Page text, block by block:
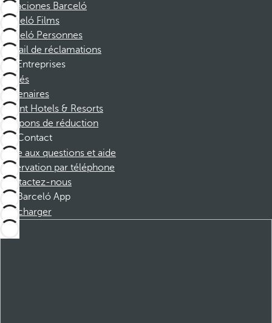
Vacaciones Barceló
Barceló Films
Barceló Personnes
Portail de réclamations
Entreprises
Affiliés
Partenaires
Dorint Hotels & Resorts
Coupons de réduction
Contact
Foire aux questions et aide
Réservation par téléphone
Contactez-nous
Barceló App
Télécharger